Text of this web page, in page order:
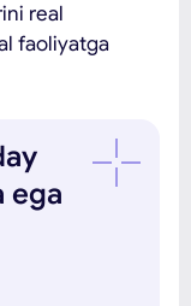
real
faoliyatga
ega